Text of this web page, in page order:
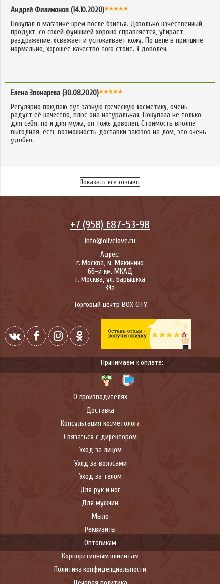
Андрей Филимонов (14.10.2020)
Покупал в магазине крем после бритья. Довольно качественный
продукт, со своей функцией хорошо справляется, убирает
раздражение, освежает и успокаивает кожу. По цене в принципе
нормально, хорошее качество того стоит. Я доволен.
Елена Звонарева (30.08.2020)
Регулярно покупаю тут разную греческую косметику, очень
радует её качество, плюс она натуральная. Покупала не только
для себя, но и для мужа, он тоже доволен. Стоимость вполне
выгодная, есть возможность доставки заказов на дом, это очень
удобно.
Показать все отзывы
+7 (958) 687-53-98
info@olivelove.ru
Адрес:
г. Москва, м. Мякинино
66-й км. МКАД
г. Москва, ул. Барышиха
39а
Торговый центр BOX CITY
О производителях
Доставка
Консультация косметолога
Связаться с директором
Уход за лицом
Уход за волосами
Уход за телом
Для рук и ног
Для мужчин
Мыло
Реквизиты
Оптовикам
Корпоративным клиентам
Политика конфиденциальности
Принимаем к оплате: